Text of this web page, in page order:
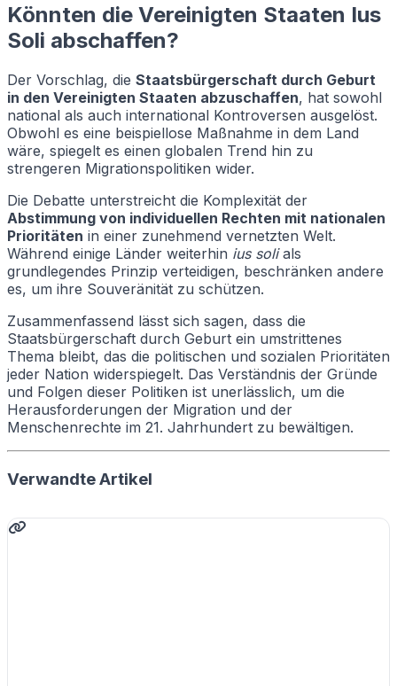
Könnten die Vereinigten Staaten Ius
Soli abschaffen?
Der Vorschlag, die Staatsbürgerschaft durch Geburt
in den Vereinigten Staaten abzuschaffen, hat sowohl
national als auch international Kontroversen ausgelöst.
Obwohl es eine beispiellose Maßnahme in dem Land
wäre, spiegelt es einen globalen Trend hin zu
strengeren Migrationspolitiken wider.
Die Debatte unterstreicht die Komplexität der
Abstimmung von individuellen Rechten mit nationalen
Prioritäten in einer zunehmend vernetzten Welt.
Während einige Länder weiterhin ius solials
grundlegendes Prinzip verteidigen, beschränken andere
es, um ihre Souveränität zu schützen.
Zusammenfassend lässt sich sagen, dass die
Staatsbürgerschaft durch Geburt ein umstrittenes
Thema bleibt, das die politischen und sozialen Prioritäten
jeder Nation widerspiegelt. Das Verständnis der Gründe
und Folgen dieser Politiken ist unerlässlich, um die
Herausforderungen der Migration und der
Menschenrechte im 21. Jahrhundert zu bewältigen.
Verwandte Artikel